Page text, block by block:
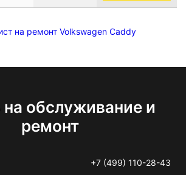
на ремонт Volkswagen Caddy
на обслуживание и
ремонт
+7 (499) 110-28-43